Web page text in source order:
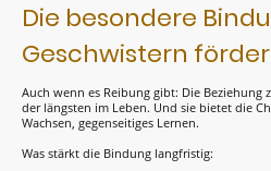
Die besondere
Geschwistern
Auch wenn es Reibung gibt: Die Beziehung
der längsten im Leben. Und sie bietet die
Wachsen, gegenseitiges Lernen.
Was stärkt die Bindung langfristig: